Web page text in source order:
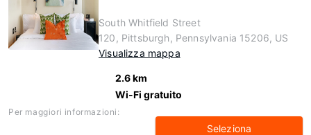
South Whitfield Street
120, Pittsburgh, Pennsylvania 15206, US
Visualizza mappa
2.6 km
Wi-Fi gratuito
Per maggiori informazioni:
Seleziona